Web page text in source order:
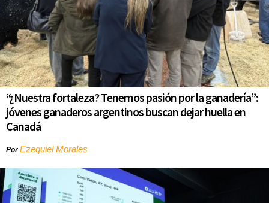
“¿Nuestra fortaleza? Tenemos pasión por la ganadería”:
jóvenes ganaderos argentinos buscan dejar huella en
Canadá
PorEzequiel Morales